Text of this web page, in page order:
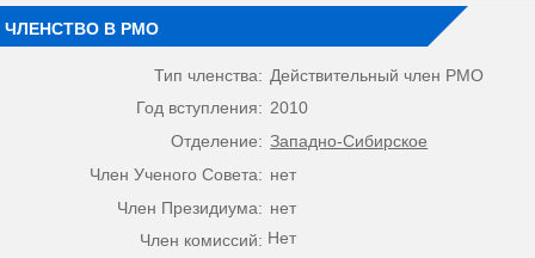
ЧЛЕНСТВО В РМО
Тип членства: Действительный член РМО
Год вступления: 2010
Отделение: Западно-Сибирское
Член Ученого Совета: нет
Член Президиума: нет
Член комиссий: Нет